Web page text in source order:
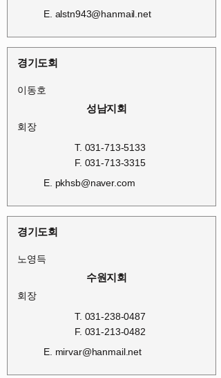
E. alstn943@hanmail.net
경기도회
이동호
성남지회
회장
T. 031-713-5133
F. 031-713-3315
E. pkhsb@naver.com
경기도회
노영득
수원지회
회장
T. 031-238-0487
F. 031-213-0482
E. mirvar@hanmail.net